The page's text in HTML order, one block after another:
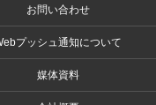
お問い合わせ
プッシュ通知について
媒体資料